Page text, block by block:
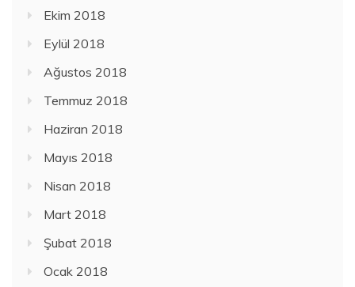
Ekim 2018
Eylül 2018
Ağustos 2018
Temmuz 2018
Haziran 2018
Mayıs 2018
Nisan 2018
Mart 2018
Şubat 2018
Ocak 2018